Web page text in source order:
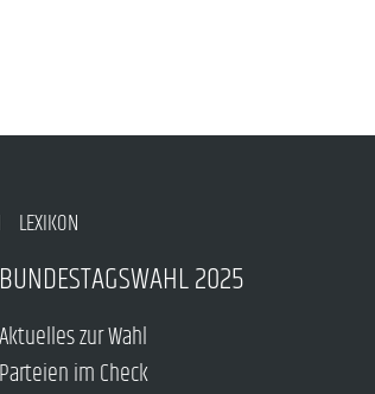
LEXIKON
BUNDESTAGSWAHL 2025
Aktuelles zur Wahl
Parteien im Check